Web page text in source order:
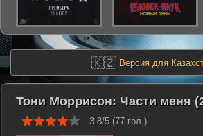
🇰🇿 Версия для
Тони Моррисон: Части меня
3.8/5 (77 гол.)